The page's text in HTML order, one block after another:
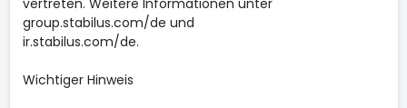
vertreten. Weitere Informationen unter
group.stabilus.com/de und
ir.stabilus.com/de.
Wichtiger Hinweis